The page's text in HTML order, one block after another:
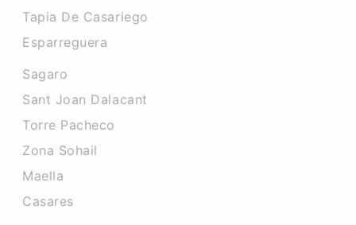
Tapia De Casariego
Esparreguera
Sagaro
Sant Joan Dalacant
Torre Pacheco
Zona Sohail
Maella
Casares